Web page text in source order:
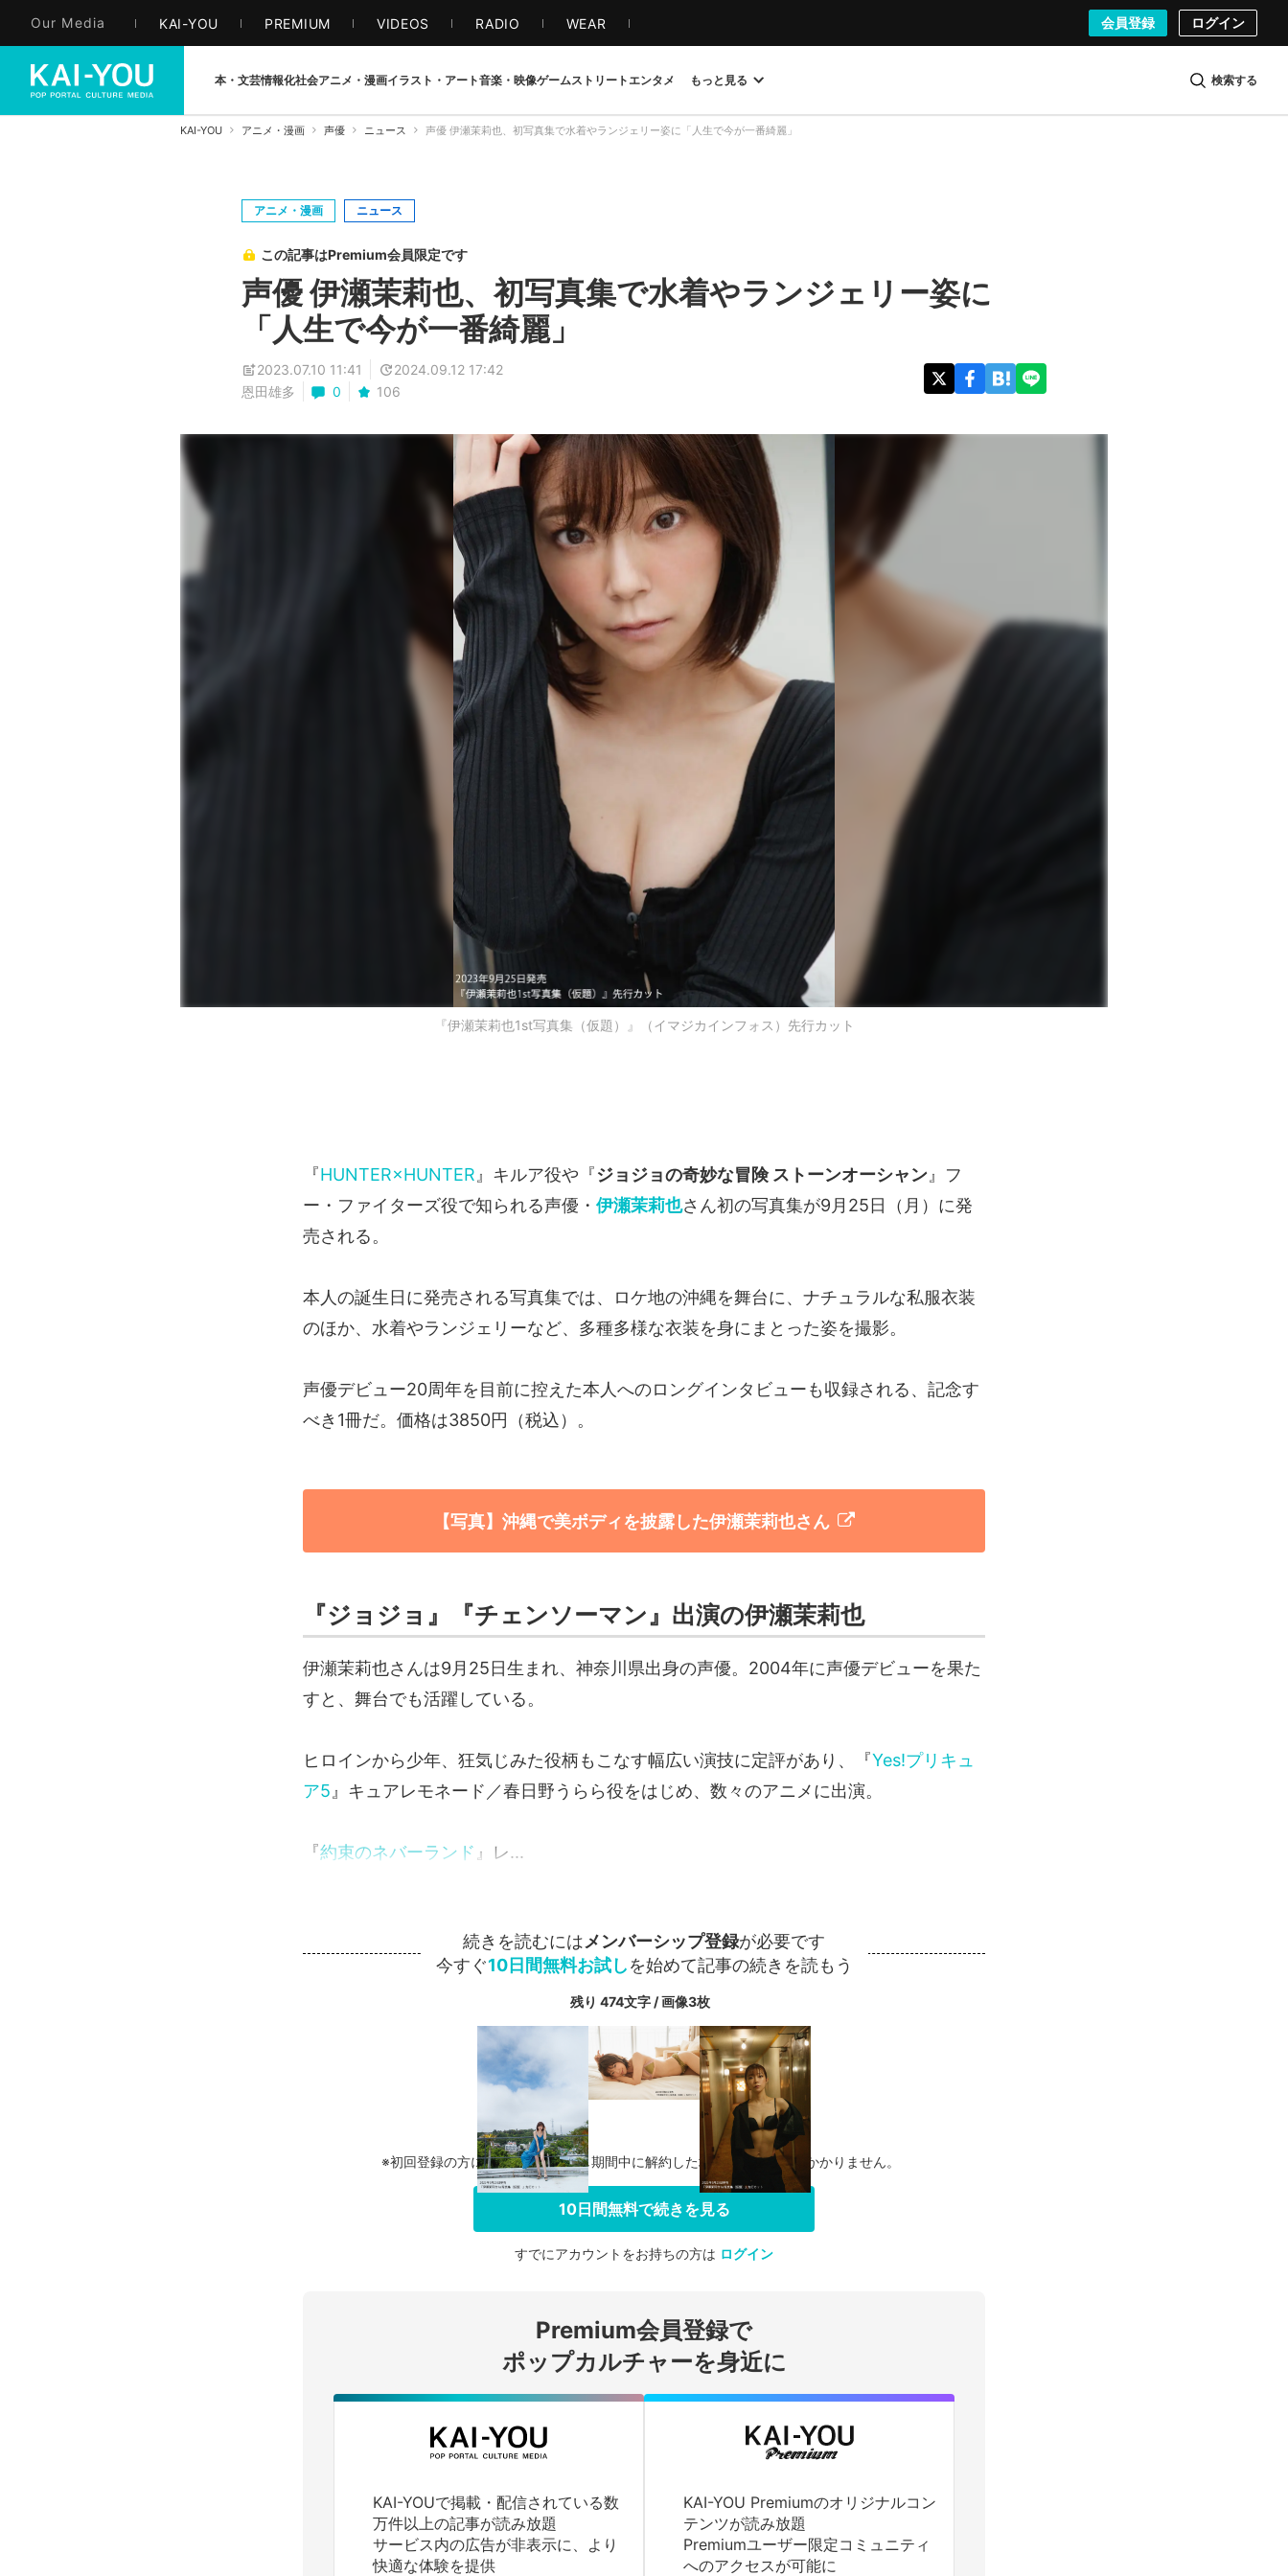
Our Media KAI-YOU PREMIUM VIDEOS RADIO WEAR 会員登録 ログイン
本・文芸情報化社会アニメ・漫画イラスト・アート音楽・映像ゲームストリート エンタメ もっと見る 検索する
KAI-YOU アニメ・漫画 声優 ニュース 声優 伊瀬茉莉也、初写真集で水着やランジェリー姿に「人生で今が一番綺麗」
アニメ・漫画 ニュース
この記事はPremium会員限定です
声優 伊瀬茉莉也、初写真集で水着やランジェリー姿に
「人生で今が一番綺麗」
2023.07.10 11:41
2024.09.12 17:42
恩田雄多
0 106
『伊瀬茉莉也1st写真集（仮題）』（イマジカインフォス）先行カット
『HUNTER×HUNTER 』キルア役や『ジョジョの奇妙な冒険 ストーンオーシャン 』フ
ー・ファイターズ役で知られる声優・ 伊瀬茉莉也さん初の写真集が9月25日（月）に発
売される。
本人の誕生日に発売される写真集では、ロケ地の沖縄を舞台に、ナチュラルな私服衣装
のほか、水着やランジェリーなど、多種多様な衣装を身にまとった姿を撮影。
声優デビュー20周年を目前に控えた本人へのロングインタビューも収録される、記念す
べき1冊だ。価格は3850円（税込）。
【写真】沖縄で美ボディを披露した伊瀬茉莉也さん
『ジョジョ』『チェンソーマン』出演の伊瀬茉莉也
伊瀬茉莉也さんは9月25日生まれ、神奈川県出身の声優。2004年に声優デビューを果た
すと、舞台でも活躍している。
ヒロインから少年、狂気じみた役柄もこなす幅広い演技に定評があり、『Yes!プリキュ
ア5 』キュアレモネード／春日野うらら役をはじめ、数々のアニメに出演。
『約束のネバーランド 』レ...
続きを読むにはメンバーシップ登録が必要です
今すぐ10日間無料お試しを始めて記事の続きを読もう
残り 474文字 / 画像3枚
ログインする
※初回登録の方に限り、無料お試し期間中に解約した場合、料金は一切かかりません。
10日間無料で続きを見る
すでにアカウントをお持ちの方は ログイン
Premium会員登録で
ポップカルチャーを身近に
KAI-YOUで掲載・配信されている数
万件以上の記事が読み放題
サービス内の広告が非表示に、より
快適な体験を提供
KAI-YOU Premiumのオリジナルコン
テンツが読み放題
Premiumユーザー限定コミュニティ
へのアクセスが可能に